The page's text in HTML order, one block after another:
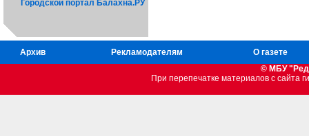
Городской портал Балахна.РУ
Архив Рекламодателям
О газете
© МБУ
При перепечатке материалов c сайта